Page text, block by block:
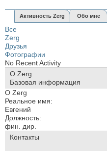
Активность Zerg Обо мне
Все
Zerg
Друзья
Фотографии
No Recent Activity
О Zerg
Базовая информация
О Zerg
Реальное имя:
Евгений
Должность:
фин. дир.
Контакты